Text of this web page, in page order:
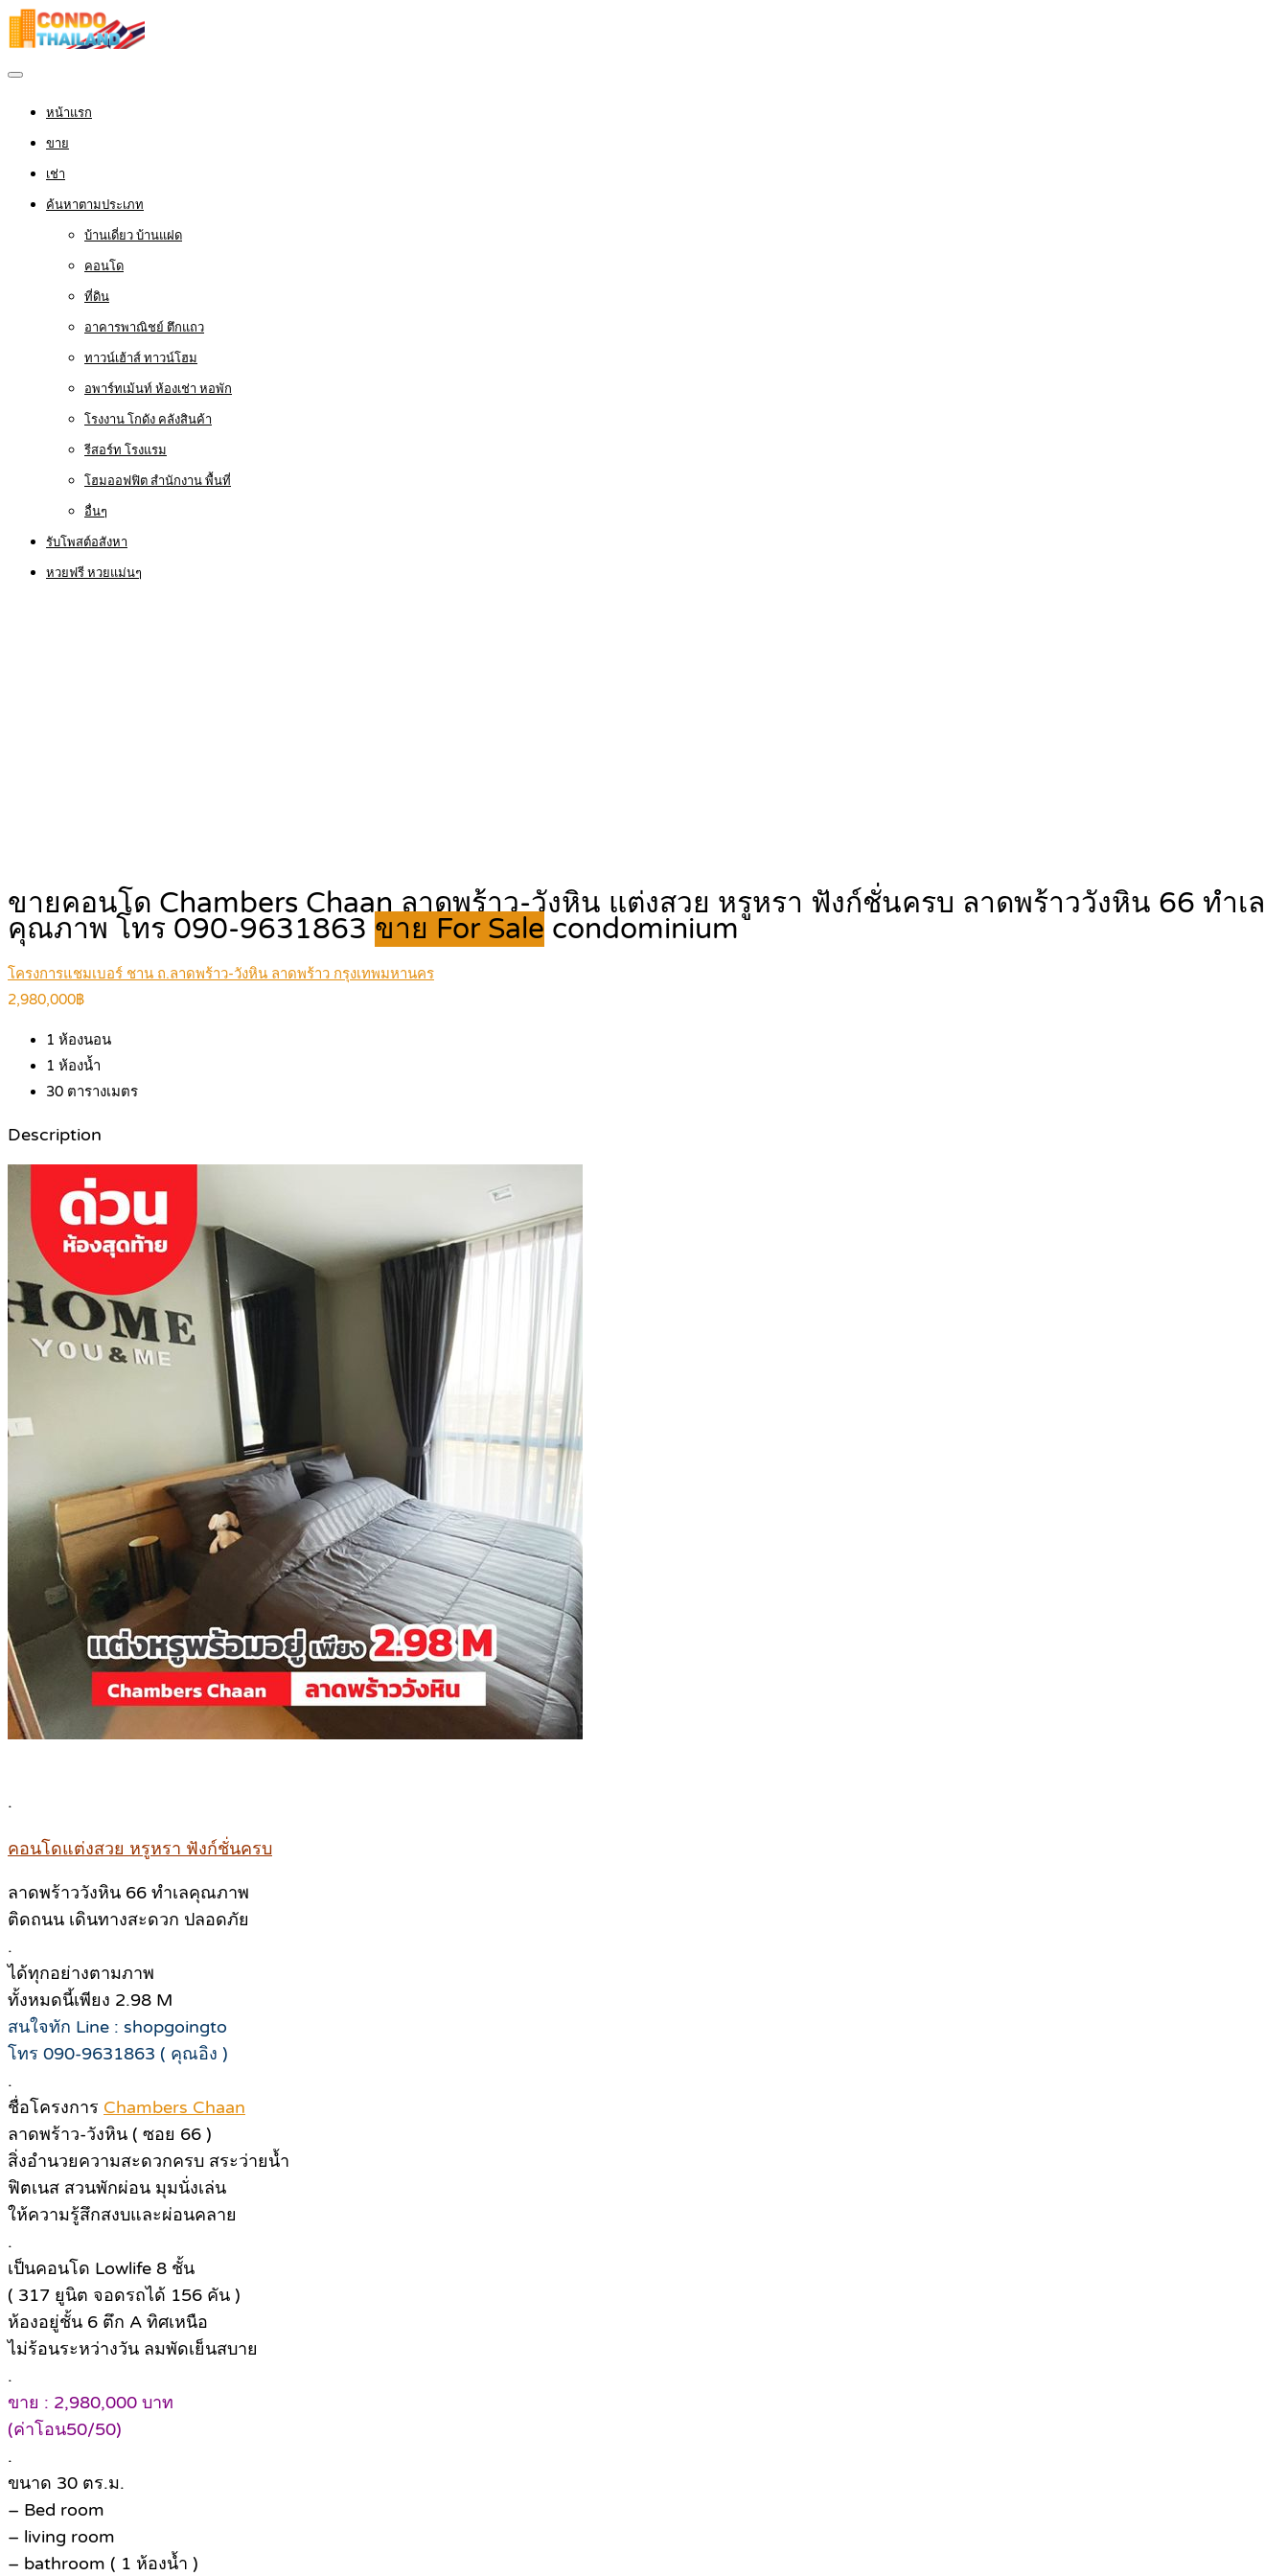
หน้าแรก
ขาย
เช่า
ค้นหาตามประเภท
บ้านเดี่ยว บ้านแฝด
คอนโด
ที่ดิน
อาคารพาณิชย์ ตึกแถว
ทาวน์เฮ้าส์ ทาวน์โฮม
อพาร์ทเม้นท์ ห้องเช่า หอพัก
โรงงาน โกดัง คลังสินค้า
รีสอร์ท โรงแรม
โฮมออฟฟิต สำนักงาน พื้นที่
อื่นๆ
รับโพสต์อสังหา
หวยฟรี หวยแม่นๆ
ขายคอนโด Chambers Chaan ลาดพร้าว-วังหิน แต่งสวย หรูหรา ฟังก์ชั่นครบ ลาดพร้าววังหิน 66 ทำเล
คุณภาพ โทร 090-9631863 ขาย For Sale condominium
โครงการแชมเบอร์ ชาน ถ.ลาดพร้าว-วังหิน ลาดพร้าว กรุงเทพมหานคร
2,980,000฿
1 ห้องนอน
1 ห้องน้ำ
30 ตารางเมตร
Description
.
คอนโดแต่งสวย หรูหรา ฟังก์ชั่นครบ
ลาดพร้าววังหิน 66 ทำเลคุณภาพ
ติดถนน เดินทางสะดวก ปลอดภัย
.
ได้ทุกอย่างตามภาพ
ทั้งหมดนี้เพียง 2.98 M
สนใจทัก Line : shopgoingto
โทร 090-9631863 ( คุณอิง )
.
ชื่อโครงการ Chambers Chaan
ลาดพร้าว-วังหิน ( ซอย 66 )
สิ่งอำนวยความสะดวกครบ สระว่ายน้ำ
ฟิตเนส สวนพักผ่อน มุมนั่งเล่น
ให้ความรู้สึกสงบและผ่อนคลาย
.
เป็นคอนโด Lowlife 8 ชั้น
( 317 ยูนิต จอดรถได้ 156 คัน )
ห้องอยู่ชั้น 6 ตึก A ทิศเหนือ
ไม่ร้อนระหว่างวัน ลมพัดเย็นสบาย
.
ขาย : 2,980,000 บาท
(ค่าโอน50/50)
.
ขนาด 30 ตร.ม.
– Bed room
– living room
– bathroom ( 1 ห้องน้ำ )